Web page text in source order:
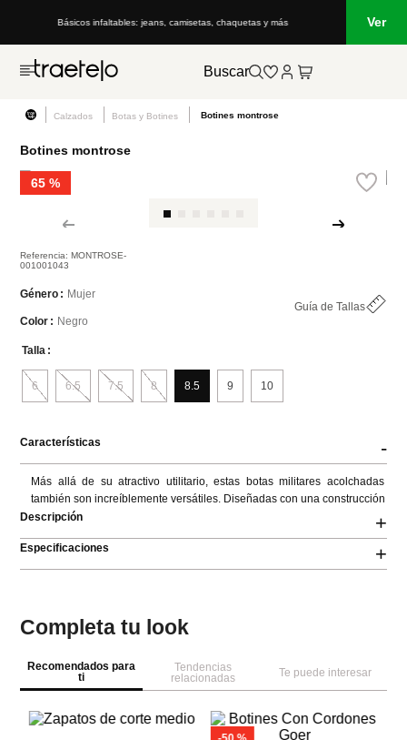
Básicos infaltables: jeans, camisetas, chaquetas y más Lo
Ver
Buscar
Calzados Botas y Botines Botines montrose
Botines montrose
65 %
Referencia:MONTROSE-
001001043
Género
Mujer
Guía de Tallas
Color
Negro
Talla
6 6.5 7.5 8 8.5 9 10
Características -
Más allá de su atractivo utilitario, estas botas militares acolchadas
también son increíblemente versátiles. Diseñadas con una construcción
Descripción
+
Especificaciones +
Completa tu look
Recomendados para
ti
Tendencias
relacionadas
Te puede interesar